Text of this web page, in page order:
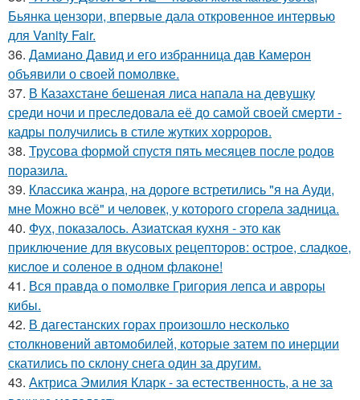
Бьянка цензори, впервые дала откровенное интервью
для Vanity Fair.
36. Дамиано Давид и его избранница дав Камерон
объявили о своей помолвке.
37. В Казахстане бешеная лиса напала на девушку
среди ночи и преследовала её до самой своей смерти -
кадры получились в стиле жутких хорроров.
38. Трусова формой спустя пять месяцев после родов
поразила.
39. Классика жанра, на дороге встретились "я на Ауди,
мне Можно всё" и человек, у которого сгорела задница.
40. Фух, показалось. Азиатская кухня - это как
приключение для вкусовых рецепторов: острое, сладкое,
кислое и соленое в одном флаконе!
41. Вся правда о помолвке Григория лепса и авроры
кибы.
42. В дагестанских горах произошло несколько
столкновений автомобилей, которые затем по инерции
скатились по склону снега один за другим.
43. Актриса Эмилия Кларк - за естественность, а не за